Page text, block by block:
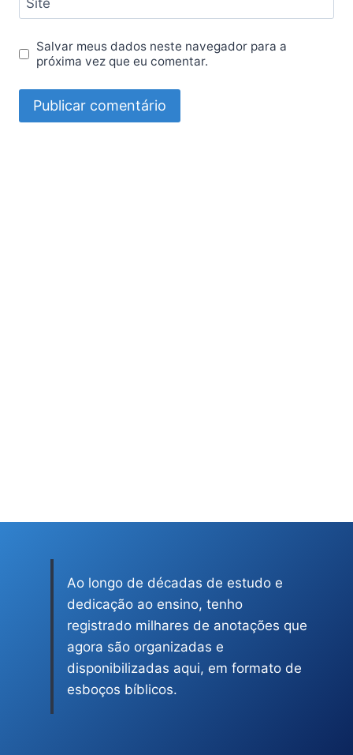
Salvar meus dados neste navegador para a
próxima vez que eu comentar.
Ao longo de décadas de estudo e
dedicação ao ensino, tenho
registrado milhares de anotações que
agora são organizadas e
disponibilizadas aqui, em formato de
esboços bíblicos.